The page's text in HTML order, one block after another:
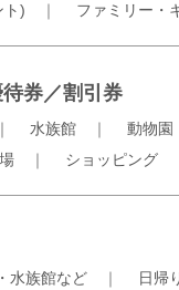
ト) ｜ ファミリー・
券／割引券
水族館 ｜ 動物園
｜ ショッピング
水族館など ｜ 日帰